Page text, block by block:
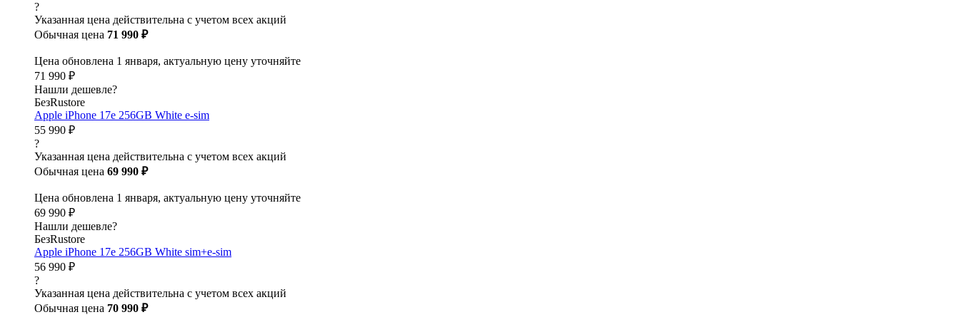
?
Указанная цена действительна с учетом всех акций
Обычная цена 71 990 ₽
Цена обновлена 1 января, актуальную цену уточняйте
71 990 ₽
Нашли дешевле?
БезRustore
Apple iPhone 17e 256GB White e-sim
55 990 ₽
?
Указанная цена действительна с учетом всех акций
Обычная цена 69 990 ₽
Цена обновлена 1 января, актуальную цену уточняйте
69 990 ₽
Нашли дешевле?
БезRustore
Apple iPhone 17e 256GB White sim+e-sim
56 990 ₽
?
Указанная цена действительна с учетом всех акций
Обычная цена 70 990 ₽